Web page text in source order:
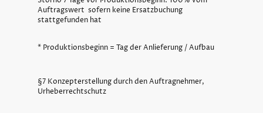
Auftragswert sofern keine Ersatzbuchung
stattgefunden hat
* Produktionsbeginn = Tag der Anlieferung / Aufbau
§7 Konzepterstellung durch den Auftragnehmer,
Urheberrechtschutz